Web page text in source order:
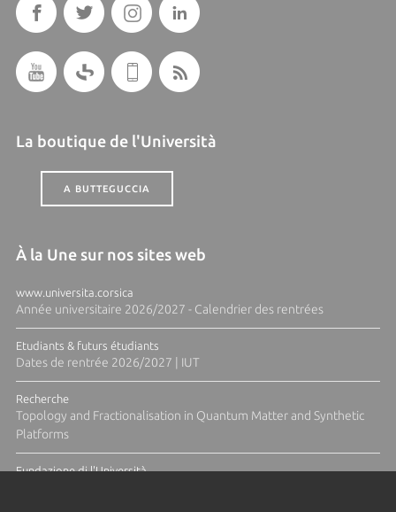
La boutique de l'Università
A BUTTEGUCCIA
À la Une sur nos sites web
www.universita.corsica
Année universitaire 2026/2027 - Calendrier des rentrées
Etudiants & futurs étudiants
Dates de rentrée 2026/2027 | IUT
Recherche
Topology and Fractionalisation in Quantum Matter and Synthetic
Platforms
Fundazione di l'Università